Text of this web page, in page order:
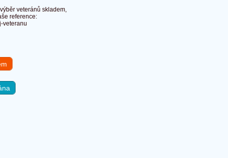
veteránů skladem,
reference:
veteranu